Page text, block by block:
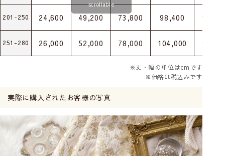
201-250 24,600 49,200 73,800 98,400
251-280 26,000 52,000 78,000 104,000
scrollable
※丈・幅の単位はcmです
※価格は税込みです
実際に購入されたお客様の写真